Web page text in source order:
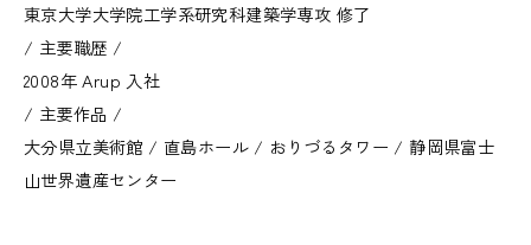
東京大学大学院工学系研究科建築学専攻 修了
/ 主要職歴 /
2008年 Arup 入社
/ 主要作品 /
大分県立美術館 / 直島ホール / おりづるタワー / 静岡県富士
山世界遺産センター